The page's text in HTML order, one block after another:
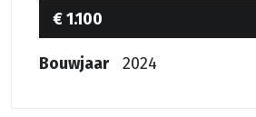
€ 1.100
Bouwjaar 2024